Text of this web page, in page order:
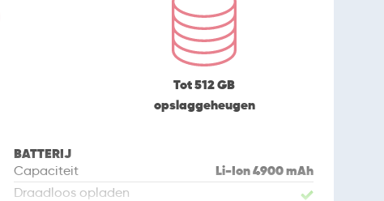
Tot 512 GB
opslaggeheugen
BATTERIJ
Capaciteit Li-Ion 4900 mAh
Draadloos opladen